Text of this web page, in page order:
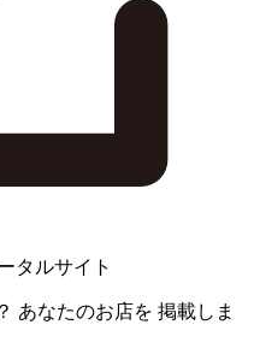
タルサイト
あなたのお店を 掲載しま